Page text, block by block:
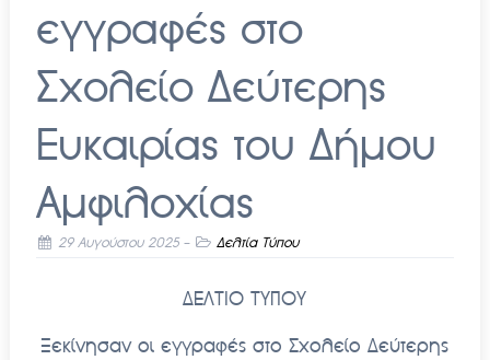
εγγραφές στο
Σχολείο Δεύτερης
Ευκαιρίας του Δήμου
Αμφιλοχίας
29 Αυγούστου 2025- Δελτία Τύπου
ΔΕΛΤΙΟ ΤΥΠΟΥ
Ξεκίνησαν οι εγγραφές στο Σχολείο Δεύτερης